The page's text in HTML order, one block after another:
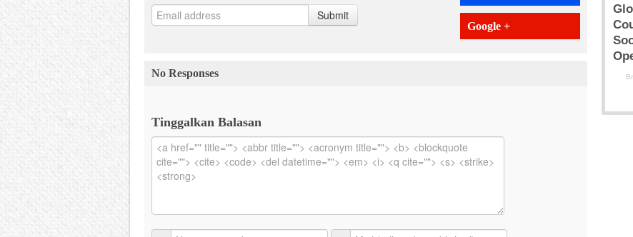
Submit
Google +
No Responses
Tinggalkan Balasan